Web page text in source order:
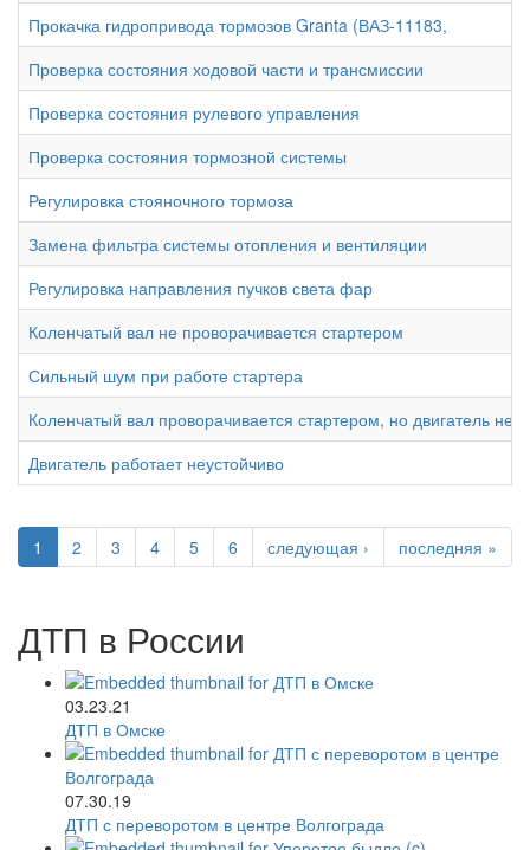
Прокачка гидропривода тормозов Granta (ВАЗ-11183,
Проверка состояния ходовой части и трансмиссии
Проверка состояния рулевого управления
Проверка состояния тормозной системы
Регулировка стояночного тормоза
Замена фильтра системы отопления и вентиляции
Регулировка направления пучков света фар
Коленчатый вал не проворачивается стартером
Сильный шум при работе стартера
Коленчатый вал проворачивается стартером, но двигатель не
Двигатель работает неустойчиво
1 2 3 4 5 6 следующая › последняя »
ДТП в России
03.23.21
ДТП в Омске
07.30.19
ДТП с переворотом в центре Волгограда